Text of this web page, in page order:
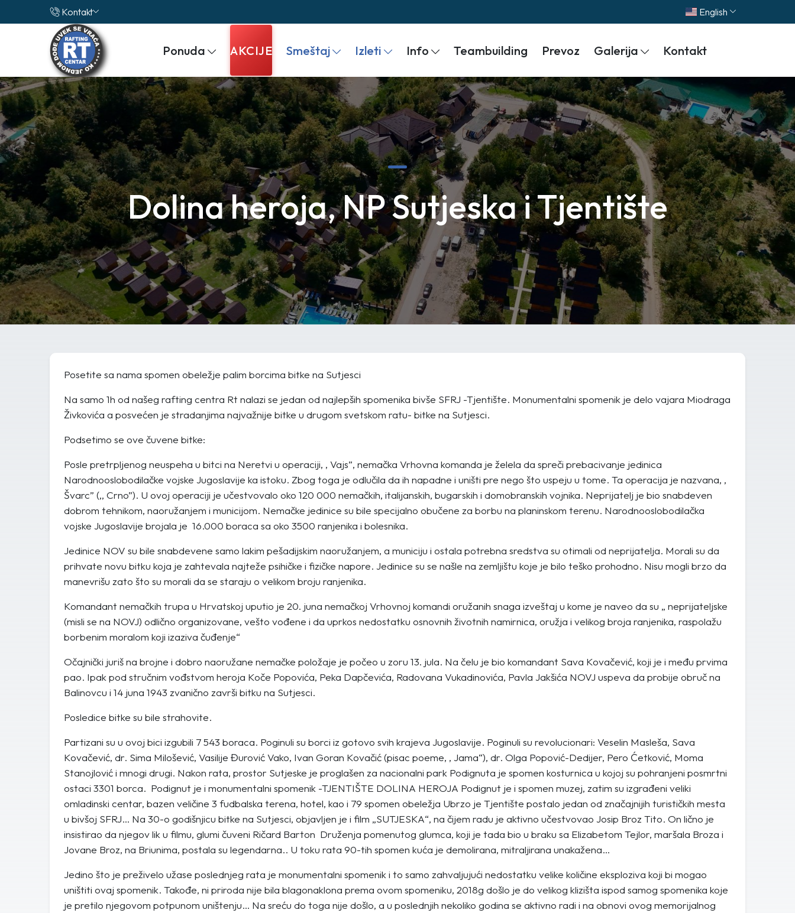
Kontakt English
Ponuda AKCIJE Smeštaj Izleti Info Teambuilding Prevoz Galerija Kontakt
Dolina heroja, NP Sutjeska i Tjentište
Posetite sa nama spomen obeležje palim borcima bitke na Sutjesci
Na samo 1h od našeg rafting centra Rt nalazi se jedan od najlepših spomenika bivše SFRJ -Tjentište. Monumentalni spomenik je delo vajara Miodraga
Živkovića a posvećen je stradanjima najvažnije bitke u drugom svetskom ratu- bitke na Sutjesci.
Podsetimo se ove čuvene bitke:
Posle pretrpljenog neuspeha u bitci na Neretvi u operaciji, , Vajs”, nemačka Vrhovna komanda je želela da spreči prebacivanje jedinica
Narodnooslobodilačke vojske Jugoslavije ka istoku. Zbog toga je odlučila da ih napadne i uništi pre nego što uspeju u tome. Ta operacija je nazvana, ,
Švarc” (,, Crno”). U ovoj operaciji je učestvovalo oko 120 000 nemačkih, italijanskih, bugarskih i domobranskih vojnika. Neprijatelj je bio snabdeven
dobrom tehnikom, naoružanjem i municijom. Nemačke jedinice su bile specijalno obučene za borbu na planinskom terenu. Narodnooslobodilačka
vojske Jugoslavije brojala je 16.000 boraca sa oko 3500 ranjenika i bolesnika.
Jedinice NOV su bile snabdevene samo lakim pešadijskim naoružanjem, a municiju i ostala potrebna sredstva su otimali od neprijatelja. Morali su da
prihvate novu bitku koja je zahtevala najteže psihičke i fizičke napore. Jedinice su se našle na zemljištu koje je bilo teško prohodno. Nisu mogli brzo da
manevrišu zato što su morali da se staraju o velikom broju ranjenika.
Komandant nemačkih trupa u Hrvatskoj uputio je 20. juna nemačkoj Vrhovnoj komandi oružanih snaga izveštaj u kome je naveo da su „ neprijateljske
(misli se na NOVJ) odlično organizovane, vešto vođene i da uprkos nedostatku osnovnih životnih namirnica, oružja i velikog broja ranjenika, raspolažu
borbenim moralom koji izaziva čuđenje“
Očajnički juriš na brojne i dobro naoružane nemačke položaje je počeo u zoru 13. jula. Na čelu je bio komandant Sava Kovačević, koji je i među prvima
pao. Ipak pod stručnim vođstvom heroja Koče Popovića, Peka Dapčevića, Radovana Vukadinovića, Pavla Jakšića NOVJ uspeva da probije obruč na
Balinovcu i 14 juna 1943 zvanično završi bitku na Sutjesci.
Posledice bitke su bile strahovite.
Partizani su u ovoj bici izgubili 7 543 boraca. Poginuli su borci iz gotovo svih krajeva Jugoslavije. Poginuli su revolucionari: Veselin Masleša, Sava
Kovačević, dr. Sima Milošević, Vasilije Đurović Vako, Ivan Goran Kovačić (pisac poeme, , Jama“), dr. Olga Popović-Dedijer, Pero Ćetković, Moma
Stanojlović i mnogi drugi. Nakon rata, prostor Sutjeske je proglašen za nacionalni park Podignuta je spomen kosturnica u kojoj su pohranjeni posmrtni
ostaci 3301 borca. Podignut je i monumentalni spomenik -TJENTIŠTE DOLINA HEROJA Podignut je i spomen muzej, zatim su izgrađeni veliki
omladinski centar, bazen veličine 3 fudbalska terena, hotel, kao i 79 spomen obeležja Ubrzo je Tjentište postalo jedan od značajnijih turističkih mesta
u bivšoj SFRJ… Na 30-o godišnjicu bitke na Sutjesci, objavljen je i film „SUTJESKA“, na čijem radu je aktivno učestvovao Josip Broz Tito. On lično je
insistirao da njegov lik u filmu, glumi čuveni Ričard Barton Druženja pomenutog glumca, koji je tada bio u braku sa Elizabetom Tejlor, maršala Broza i
Jovane Broz, na Briunima, postala su legendarna.. U toku rata 90-tih spomen kuća je demolirana, mitraljirana unakažena…
Jedino što je preživelo užase poslednjeg rata je monumentalni spomenik i to samo zahvaljujući nedostatku velike količine eksploziva koji bi mogao
uništiti ovaj spomenik. Takođe, ni priroda nije bila blagonaklona prema ovom spomeniku, 2018g došlo je do velikog klizišta ispod samog spomenika koje
je pretilo njegovom potpunom uništenju… Na sreću do toga nije došlo, a u poslednjih nekoliko godina se aktivno radi i na obnovi ovog memorijalnog